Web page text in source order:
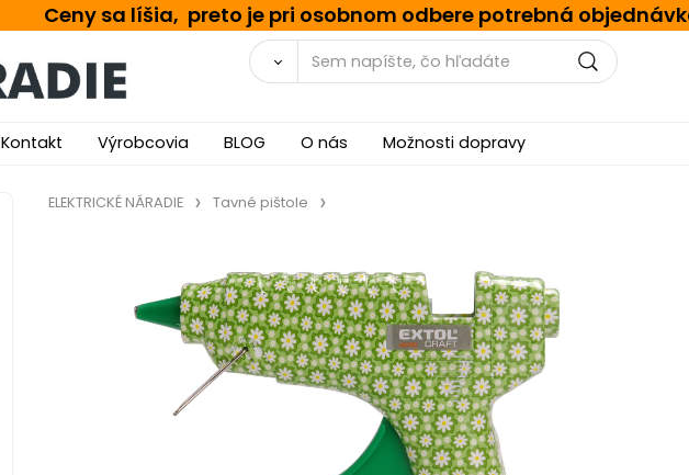
Ceny sa líšia, preto je pri osobnom odbere potrebná
Kontakt Výrobcovia BLOG O nás Možnosti dopravy
ELEKTRICKÉ NÁRADIE Tavné pištole